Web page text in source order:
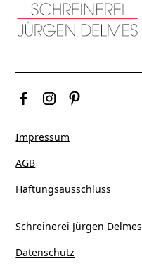
Schreinerei Jürgen Delmes
Impressum
AGB
Haftungsausschluss
Datenschutz